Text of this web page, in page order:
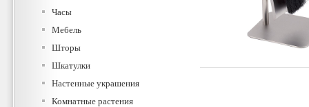
Часы
Мебель
Шторы
Шкатулки
Настенные украшения
Комнатные растения